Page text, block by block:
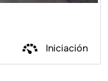
Iniciación